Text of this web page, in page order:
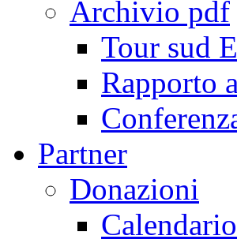
Archivio pdf
Tour sud
Rapporto
Partner
Donazioni